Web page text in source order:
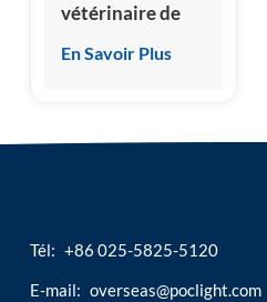
vétérinaire de
(ctt4/ftt4)
En Savoir Plus
Tél: +86 025-5825-5120
E-mail: overseas@poclight.com